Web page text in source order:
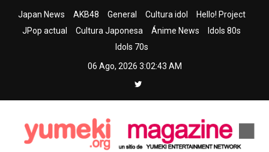
Japan News AKB48 General Cultura idol
Hello! Project
JPop actual
Cultura Japonesa Ánime News
Idols 80s
Idols 70s
06 Ago, 2026 3:02:44 AM